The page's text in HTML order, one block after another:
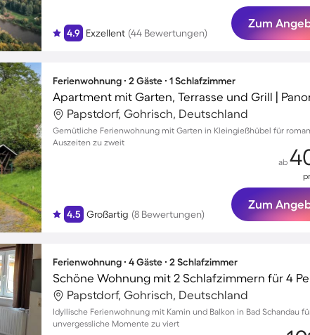
4.9 Exzellent (44 Bewertungen)
Zum
Ferienwohnung ∙ 2 Gäste ∙ 1 Schlafzimmer
Papstdorf, Gohrisch, Deutschland
Gemütliche Ferienwohnung mit Garten in Kleingießhübel für
Auszeiten zu zweit
4.5 Großartig (8 Bewertungen)
ab
Zum
Ferienwohnung ∙ 4 Gäste ∙ 2 Schlafzimmer
Papstdorf, Gohrisch, Deutschland
Idyllische Ferienwohnung mit Kamin und Balkon in Bad Schandau
unvergessliche Momente zu viert